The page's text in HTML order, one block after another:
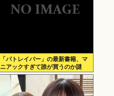
「パトレイバー」の最新書籍、マ
ニアックすぎて誰が買うのか謎